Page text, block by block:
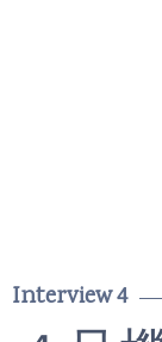
Interview 4